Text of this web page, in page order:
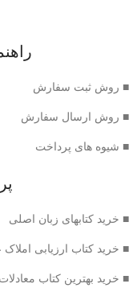
■ روش ثبت سفارش
■ روش ارسال سفارش
■ شیوه های پرداخت
■ خرید کتابهای زبان اصلی
■ خرید کتاب ارزیابی
■ خرید بهترین کتاب